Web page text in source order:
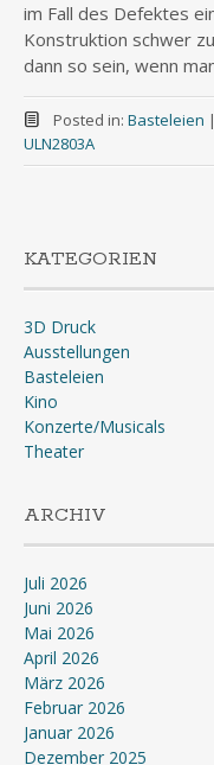
im Fall des Defektes
Konstruktion schwer
dann so sein, wenn
Posted in: Basteleien |
ULN2803A
KATEGORIEN
3D Druck
Ausstellungen
Basteleien
Kino
Konzerte/Musicals
Theater
ARCHIV
Juli 2026
Juni 2026
Mai 2026
April 2026
März 2026
Februar 2026
Januar 2026
Dezember 2025